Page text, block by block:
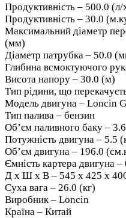
Продуктивність – 500.0 (л/
Продуктивність – 30.0
Максимальний діаметр
(мм)
Діаметр патрубка – 50.0
Глибина всмоктуючого
Висота напору – 30.0 (м)
Тип рідини, що
Модель двигуна – Loncin
Тип палива – бензин
Об’єм паливного баку –
Потужність двигуна – 5.5
Об’єм двигуна – 196.0
Ємність картера двигуна –
Д х Ш х В – 545 х 425 х
Суха вага – 26.0 (кг)
Виробник – Loncin
Країна – Китай